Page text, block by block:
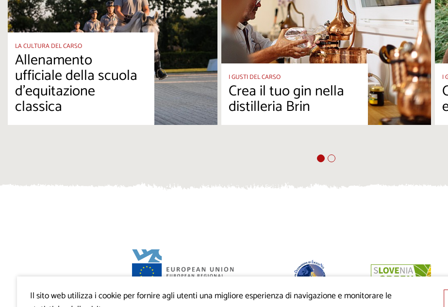
LA CULTURA DEL CARSO
Allenamento
ufficiale della scuola
d’equitazione
classica
I GUSTI DEL CARSO
Crea il tuo gin nella
distilleria Brin
I
Progetto VisitKras. L’investimento è cofinanziato dalla
Il sito web utilizza i cookie per fornire agli utenti una migliore esperienza di navigazione e monitorare le